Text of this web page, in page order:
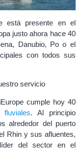
está presente en el
justo ahora hace 40
Danubio, Po o el
con todos sus
servicio
cumple hoy 40
fluviales. Al principio
alrededor del puerto
Rhin y sus afluentes,
del sector en el